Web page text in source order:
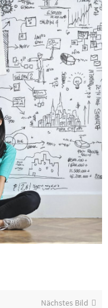
Nächstes Bild